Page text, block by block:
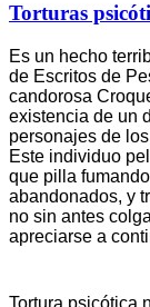
Torturas
Es un hecho
de Escritos de
candorosa
existencia de un
personajes de
Este individuo
que pilla
abandonados, y
no sin antes
apreciarse a
Tortura psicótica